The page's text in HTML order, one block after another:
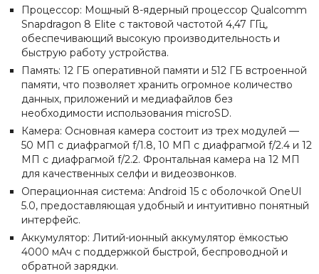
Процессор: Мощный 8-ядерный процессор Qualcomm
Snapdragon 8 Elite с тактовой частотой 4,47 ГГц,
обеспечивающий высокую производительность и
быструю работу устройства.
Память: 12 ГБ оперативной памяти и 512 ГБ встроенной
памяти, что позволяет хранить огромное количество
данных, приложений и медиафайлов без
необходимости использования microSD.
Камера: Основная камера состоит из трех модулей —
50 МП с диафрагмой f/1.8, 10 МП с диафрагмой f/2.4 и 12
МП с диафрагмой f/2.2. Фронтальная камера на 12 МП
для качественных селфи и видеозвонков.
Операционная система: Android 15 с оболочкой OneUI
5.0, предоставляющая удобный и интуитивно понятный
интерфейс.
Аккумулятор: Литий-ионный аккумулятор ёмкостью
4000 мАч с поддержкой быстрой, беспроводной и
обратной зарядки.